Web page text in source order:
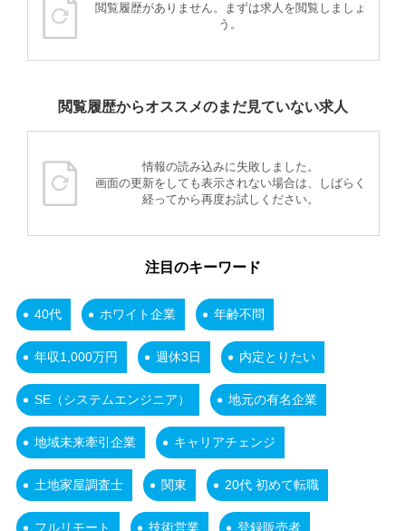
閲覧履歴がありません。まずは求人を閲覧しましょ
う。
閲覧履歴からオススメのまだ見ていない求人
情報の読み込みに失敗しました。
画面の更新をしても表示されない場合は、しばらく
経ってから再度お試しください。
注目のキーワード
40代 ホワイト企業 年齢不問
年収1,000万円 週休3日 内定とりたい
SE（システムエンジニア） 地元の有名企業
地域未来牽引企業 キャリアチェンジ
土地家屋調査士 関東 20代 初めて転職
フルリモート 技術営業 登録販売者